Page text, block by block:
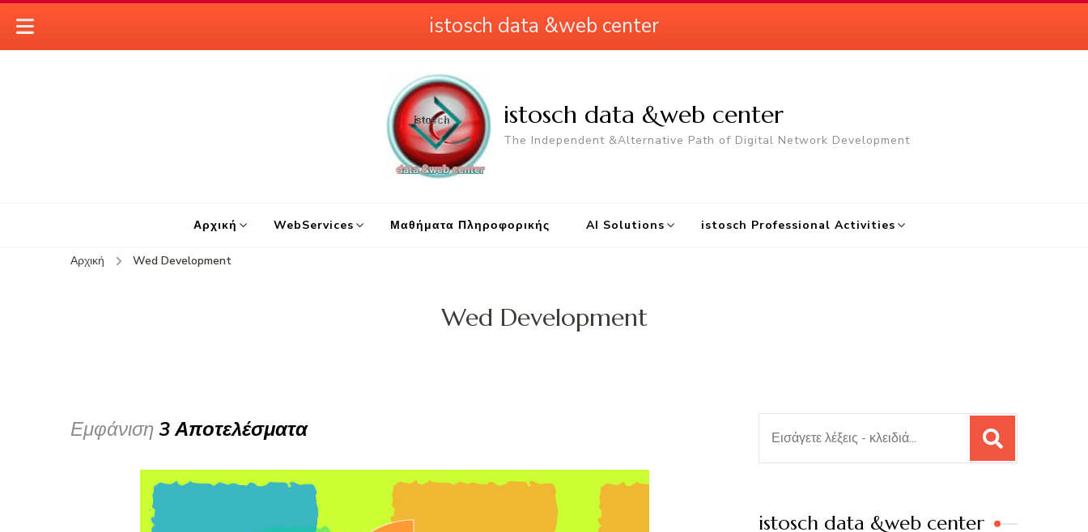
istosch data &web center
The Independent &Alternative Path of Digital Network Development
Αρχική WebServices Μαθήματα Πληροφορικής AI Solutions istosch Professional Activities
Αρχική Wed Development
Wed Development
Εμφάνιση3 Αποτελέσματα
istosch data &web center
istosch data &web center